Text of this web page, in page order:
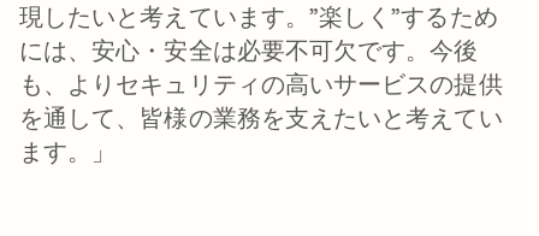
現したいと考えています。”楽しく”するため
には、安心・安全は必要不可欠です。今後
も、よりセキュリティの高いサービスの提供
を通して、皆様の業務を支えたいと考えてい
ます。」